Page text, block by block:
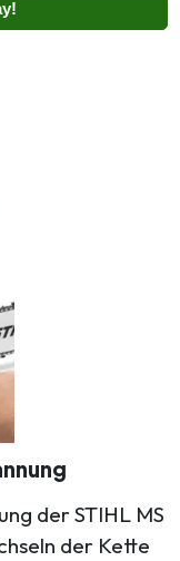
der STIHL MS
der Kette